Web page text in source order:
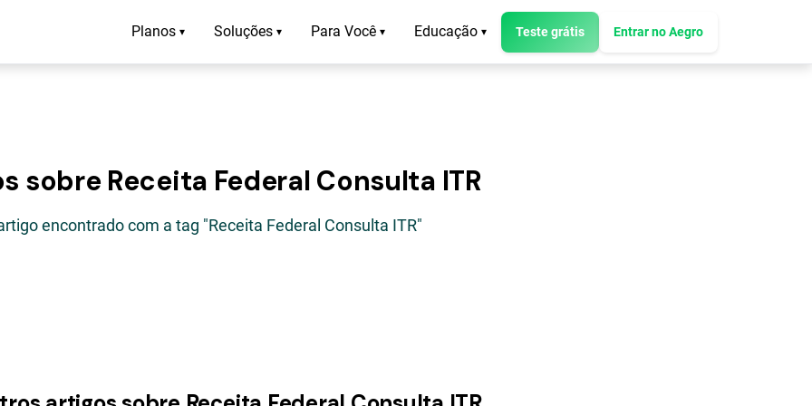
Planos ▾ Soluções ▾ Para Você ▾ Educação ▾ Teste grátis Entrar no Aegro
sobre Receita Federal Consulta ITR
encontrado com a tag "Receita Federal Consulta ITR"